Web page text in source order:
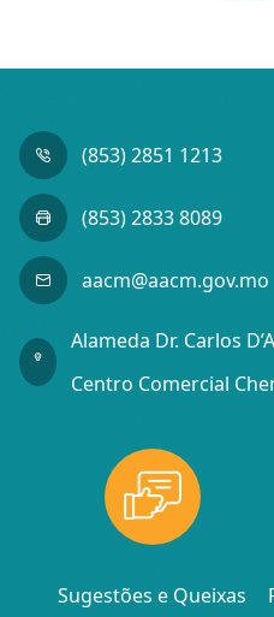
(853) 2851 1213
(853) 2833 8089
aacm@aacm.gov.mo
Alameda Dr. Carlos
Centro Comercial
Sugestões e Queixas